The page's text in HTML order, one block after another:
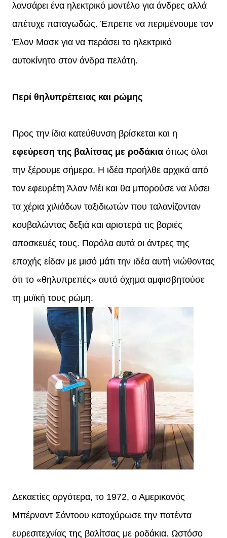
λανσάρει ένα ηλεκτρικό μοντέλο για άνδρες αλλά
απέτυχε παταγωδώς. Έπρεπε να περιμένουμε τον
Έλον Μασκ για να περάσει το ηλεκτρικό
αυτοκίνητο στον άνδρα πελάτη.
Περί θηλυπρέπειας και ρώμης
Προς την ίδια κατεύθυνση βρίσκεται και η
εφεύρεση της βαλίτσας με ροδάκια όπως όλοι
την ξέρουμε σήμερα. Η ιδέα προήλθε αρχικά από
τον εφευρέτη Άλαν Μέι και θα μπορούσε να λύσει
τα χέρια χιλιάδων ταξιδιωτών που ταλανίζονταν
κουβαλώντας δεξιά και αριστερά τις βαριές
αποσκευές τους. Παρόλα αυτά οι άντρες της
εποχής είδαν με μισό μάτι την ιδέα αυτή νιώθοντας
ότι το «θηλυπρεπές» αυτό όχημα αμφισβητούσε
τη μυϊκή τους ρώμη.
Δεκαετίες αργότερα, το 1972, ο Αμερικανός
Μπέρναντ Σάντοου κατοχύρωσε την πατέντα
ευρεσιτεχνίας της βαλίτσας με ροδάκια. Ωστόσο